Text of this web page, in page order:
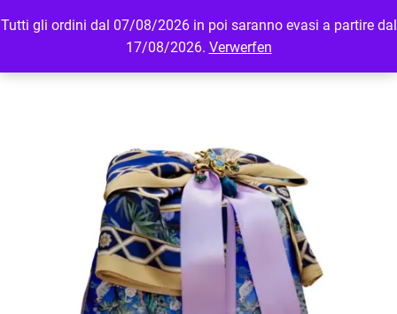
Tutti gli ordini dal 07/08/2026 in poi saranno evasi a partire dal
17/08/2026. Verwerfen
MENU LOGIN